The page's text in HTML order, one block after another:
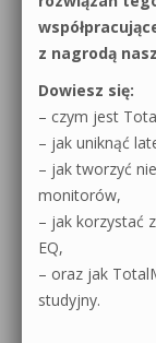
Działanie
Wyszukiwanie
z nagrodą
Dowiesz się:
– czym jest
– jak uniknąć
– jak tworzyć
monitorów,
– jak korzystać
EQ,
– oraz jak
studyjny.